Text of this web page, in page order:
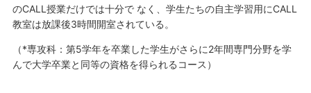
のCALL授業だけでは十分で なく、学生たちの自主学習用にCALL
教室は放課後3時間開室されている。
（*専攻科：第5学年を卒業した学生がさらに2年間専門分野を学
んで大学卒業と同等の資格を得られるコース）